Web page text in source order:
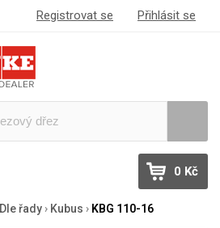
Registrovat se Přihlásit se
0 Kč
Dle řady› Kubus › KBG 110-16